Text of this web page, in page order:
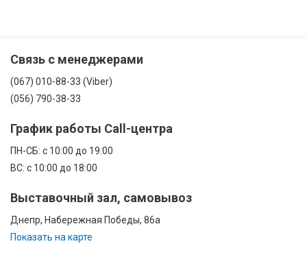
Связь с менеджерами
(067) 010-88-33 (Viber)
(056) 790-38-33
График работы Call-центра
ПН-CБ: с 10:00 до 19:00
ВС: с 10:00 до 18:00
Выставочный зал, самовывоз
Днепр, Набережная Победы, 86а
Показать на карте